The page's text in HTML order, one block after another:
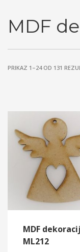
MDF
PRIKAZ 1–24 OD 131
MDF
ML212